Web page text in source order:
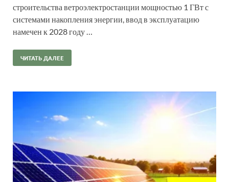
строительства ветроэлектростанции мощностью 1 ГВт с
системами накопления энергии, ввод в эксплуатацию
намечен к 2028 году …
ЧИТАТЬ ДАЛЕЕ